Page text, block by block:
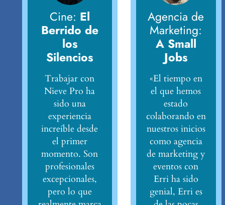
Cine: El
Berrido de
los
Silencios
Trabajar con
Nieve Pro ha
sido una
experiencia
increíble desde
el primer
momento. Son
profesionales
excepcionales,
pero lo que
Agencia de
Marketing:
A Small
Jobs
«El tiempo en
el que hemos
estado
colaborando en
nuestros inicios
como agencia
de marketing y
eventos con
Erri ha sido
genial, Erri es